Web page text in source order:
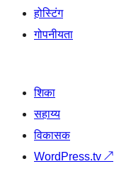
होस्टिंग
गोपनीयता
शिका
सहाय्य
विकासक
WordPress.tv ↗